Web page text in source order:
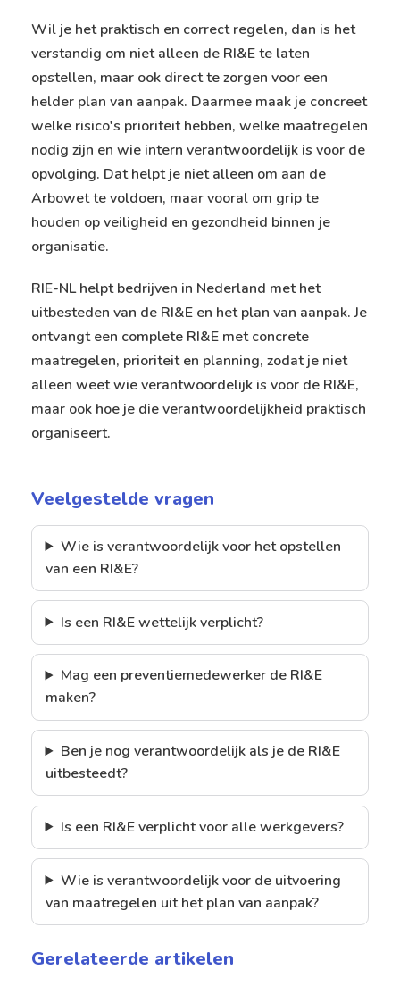
Wil je het praktisch en correct regelen, dan is het
verstandig om niet alleen de RI&E te laten
opstellen, maar ook direct te zorgen voor een
helder plan van aanpak. Daarmee maak je concreet
welke risico's prioriteit hebben, welke maatregelen
nodig zijn en wie intern verantwoordelijk is voor de
opvolging. Dat helpt je niet alleen om aan de
Arbowet te voldoen, maar vooral om grip te
houden op veiligheid en gezondheid binnen je
organisatie.
RIE-NL helpt bedrijven in Nederland met het
uitbesteden van de RI&E en het plan van aanpak. Je
ontvangt een complete RI&E met concrete
maatregelen, prioriteit en planning, zodat je niet
alleen weet wie verantwoordelijk is voor de RI&E,
maar ook hoe je die verantwoordelijkheid praktisch
organiseert.
Veelgestelde vragen
Wie is verantwoordelijk voor het opstellen
van een RI&E?
Is een RI&E wettelijk verplicht?
Mag een preventiemedewerker de RI&E
maken?
Ben je nog verantwoordelijk als je de RI&E
uitbesteedt?
Is een RI&E verplicht voor alle werkgevers?
Wie is verantwoordelijk voor de uitvoering
van maatregelen uit het plan van aanpak?
Gerelateerde artikelen